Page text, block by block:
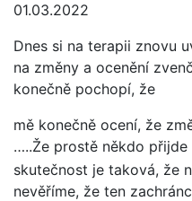
01.03.2022
Dnes si na terapii znovu
na změny a ocenění
konečně pochopí, že
mě konečně ocení, že
…..Že prostě někdo přijde
skutečnost je taková, že
nevěříme, že ten